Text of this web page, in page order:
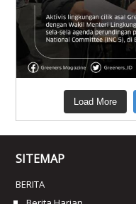
Load More
SITEMAP
BERITA